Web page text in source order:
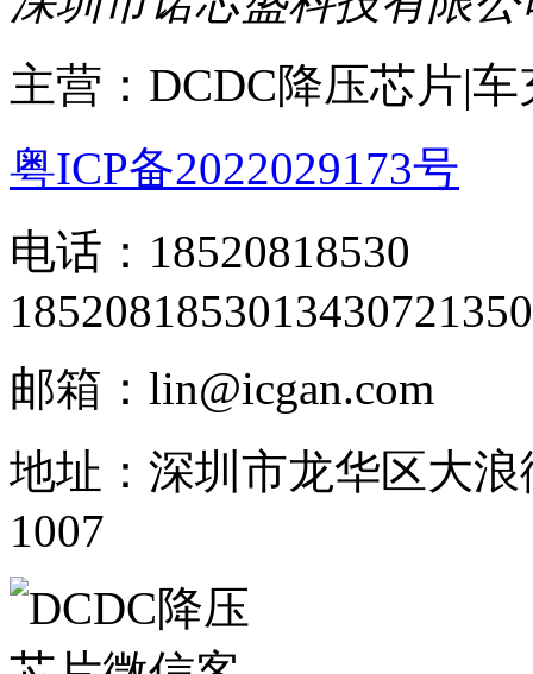
主营：DCDC降压芯片|
粤ICP备2022029173号
电话：18520818530
1852081853013430721350
邮箱：lin@icgan.com
地址：深圳市龙华区大
1007